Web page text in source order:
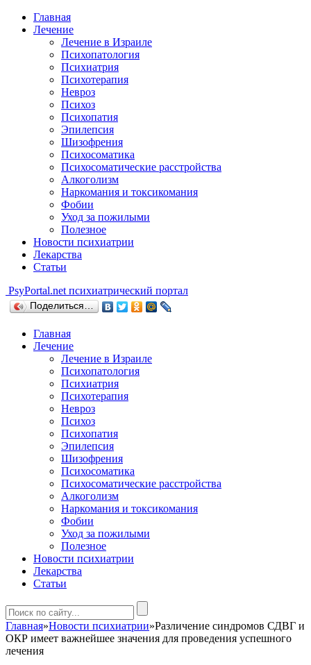
Главная
Лечение
Лечение в Израиле
Психопатология
Психиатрия
Психотерапия
Невроз
Психоз
Психопатия
Эпилепсия
Шизофрения
Психосоматика
Психосоматические расстройства
Алкоголизм
Наркомания и токсикомания
Фобии
Уход за пожилыми
Полезное
Новости психиатрии
Лекарства
Статьи
PsyPortal.net психиатрический портал
Поделиться…
Главная
Лечение
Лечение в Израиле
Психопатология
Психиатрия
Психотерапия
Невроз
Психоз
Психопатия
Эпилепсия
Шизофрения
Психосоматика
Психосоматические расстройства
Алкоголизм
Наркомания и токсикомания
Фобии
Уход за пожилыми
Полезное
Новости психиатрии
Лекарства
Статьи
Главная»Новости психиатрии»Различение синдромов СДВГ и
ОКР имеет важнейшее значения для проведения успешного
лечения